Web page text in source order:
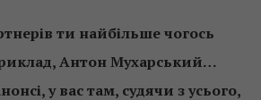
ти найбільше чогось
Антон Мухарський…
у вас там, судячи з усього,